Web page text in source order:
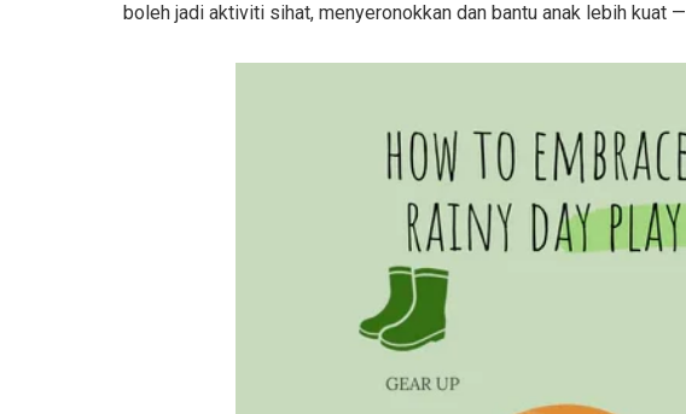
boleh jadi aktiviti sihat, menyeronokkan dan bantu anak lebih kuat —